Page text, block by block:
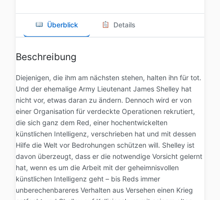
Überblick Details
Beschreibung
Diejenigen, die ihm am nächsten stehen, halten ihn für tot.
Und der ehemalige Army Lieutenant James Shelley hat
nicht vor, etwas daran zu ändern. Dennoch wird er von
einer Organisation für verdeckte Operationen rekrutiert,
die sich ganz dem Red, einer hochentwickelten
künstlichen Intelligenz, verschrieben hat und mit dessen
Hilfe die Welt vor Bedrohungen schützen will. Shelley ist
davon überzeugt, dass er die notwendige Vorsicht gelernt
hat, wenn es um die Arbeit mit der geheimnisvollen
künstlichen Intelligenz geht – bis Reds immer
unberechenbareres Verhalten aus Versehen einen Krieg